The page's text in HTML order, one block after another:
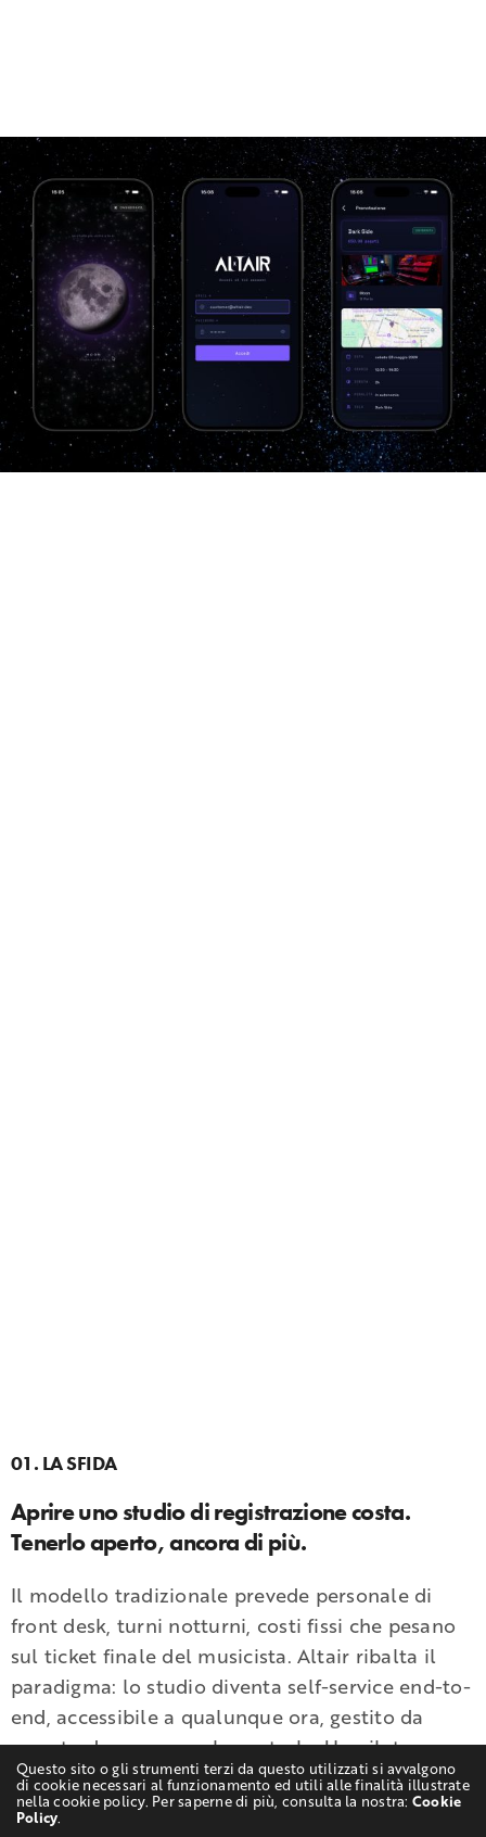
01. LA SFIDA
Aprire uno studio di registrazione costa.
Tenerlo aperto, ancora di più.
Il modello tradizionale prevede personale di
front desk, turni notturni, costi fissi che pesano
sul ticket finale del musicista. Altair ribalta il
paradigma: lo studio diventa self-service end-to-
end, accessibile a qualunque ora, gestito da
remoto da una console centrale. Un pilota a
Parigi; un’architettura disegnata per scalare su
più sedi.
Questo sito o gli strumenti terzi da questo utilizzati si avvalgono
di cookie necessari al funzionamento ed utili alle finalità illustrate
nella cookie policy. Per saperne di più, consulta la nostra: Cookie
Policy.